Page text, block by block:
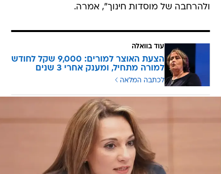
ולהרחבה של מוסדות חינוך", אמרה.
עוד בוואלה
הצעת האוצר למורים: 9,000 שקל לחודש
למורה מתחיל, ומענק אחרי 3 שנים
לכתבה המלאה